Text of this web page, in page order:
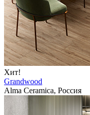
Хит!
Grandwood
Alma Ceramica, Россия